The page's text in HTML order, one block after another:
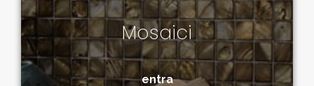
Mosaici
entra